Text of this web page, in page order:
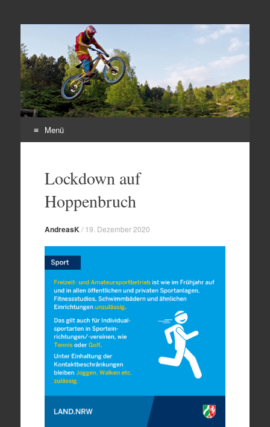
Freeride Club Herten
e.V.
Menü
springenLockdown auf
Hoppenbruch
AndreasK / 19. Dezember 2020